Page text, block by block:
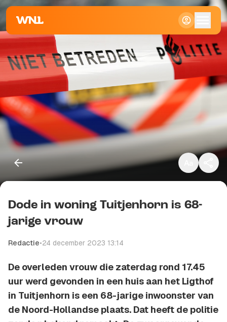
Klein
Standaard
Groot
Kopieer link
Dode in woning Tuitjenhorn is 68-
jarige vrouw
Redactie•24 december 2023 13:14
De overleden vrouw die zaterdag rond 17.45
uur werd gevonden in een huis aan het Ligthof
in Tuitjenhorn is een 68-jarige inwoonster van
de Noord-Hollandse plaats. Dat heeft de politie